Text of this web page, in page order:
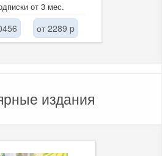
от 3 мес.
от 2289 p
издания